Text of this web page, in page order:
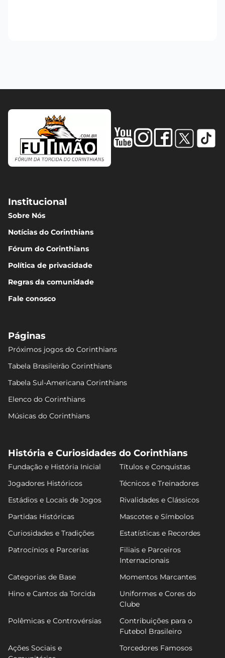
Institucional
Sobre Nós
Notícias do Corinthians
Fórum do Corinthians
Política de privacidade
Regras da comunidade
Fale conosco
Páginas
Próximos jogos do Corinthians
Tabela Brasileirão Corinthians
Tabela Sul-Americana Corinthians
Elenco do Corinthians
Músicas do Corinthians
História e Curiosidades do Corinthians
Fundação e História Inicial
Títulos e Conquistas
Jogadores Históricos
Técnicos e Treinadores
Estádios e Locais de Jogos
Rivalidades e Clássicos
Partidas Históricas
Mascotes e Símbolos
Curiosidades e Tradições
Estatísticas e Recordes
Patrocínios e Parcerias
Filiais e Parceiros
Internacionais
Categorias de Base
Momentos Marcantes
Hino e Cantos da Torcida
Uniformes e Cores do
Clube
Polêmicas e Controvérsias
Contribuições para o
Futebol Brasileiro
Ações Sociais e
Torcedores Famosos